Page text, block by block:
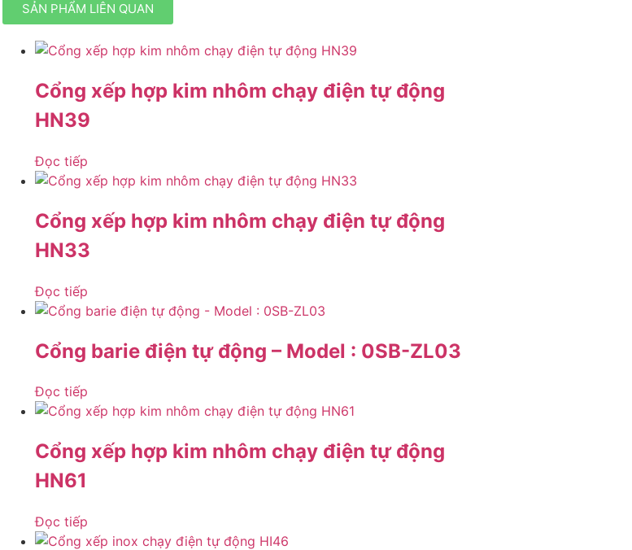
SẢN PHẨM LIÊN QUAN
Cổng xếp hợp kim nhôm chạy điện tự động
HN39
Đọc tiếp
Cổng xếp hợp kim nhôm chạy điện tự động
HN33
Đọc tiếp
Cổng barie điện tự động – Model : 0SB-ZL03
Đọc tiếp
Cổng xếp hợp kim nhôm chạy điện tự động
HN61
Đọc tiếp